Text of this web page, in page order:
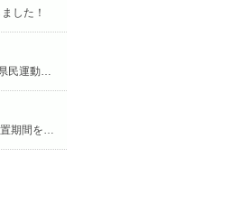
した！
スタートです！
します！